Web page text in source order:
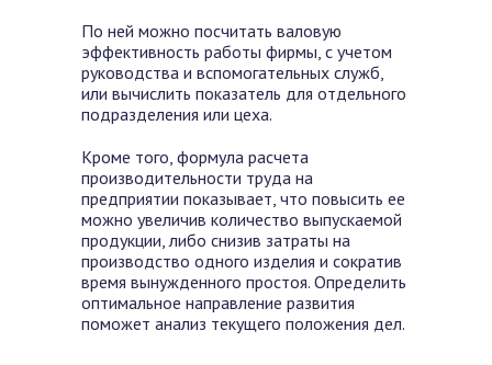
По ней можно посчитать валовую
эффективность работы фирмы, с учетом
руководства и вспомогательных служб,
или вычислить показатель для отдельного
подразделения или цеха.
Кроме того, формула расчета
производительности труда на
предприятии показывает, что повысить ее
можно увеличив количество выпускаемой
продукции, либо снизив затраты на
производство одного изделия и сократив
время вынужденного простоя. Определить
оптимальное направление развития
поможет анализ текущего положения дел.